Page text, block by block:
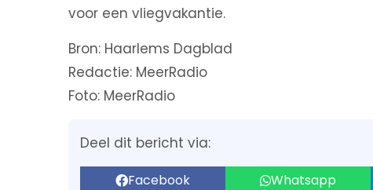
voor een vliegvakantie.
Bron: Haarlems Dagblad
Redactie: MeerRadio
Foto: MeerRadio
Deel dit bericht via:
Facebook Whatsapp